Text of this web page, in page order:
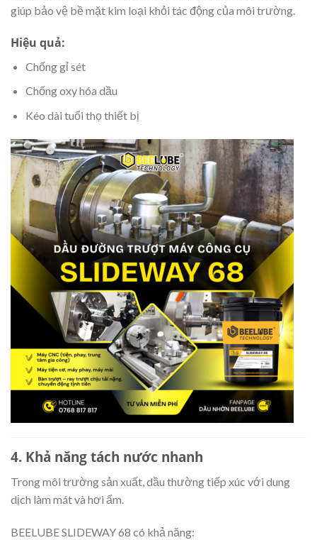
giúp bảo vệ bề mặt kim loại khỏi tác động của môi trường.
Hiệu quả:
Chống gỉ sét
Chống oxy hóa dầu
Kéo dài tuổi thọ thiết bị
4. Khả năng tách nước nhanh
Trong môi trường sản xuất, dầu thường tiếp xúc với dung
dịch làm mát và hơi ẩm.
BEELUBE SLIDEWAY 68 có khả năng: